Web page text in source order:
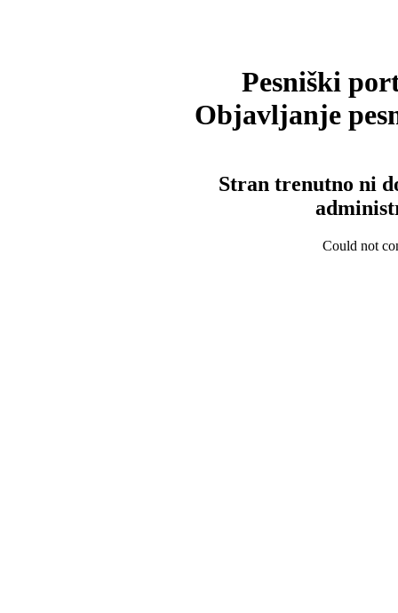
Pesniški
Objavljanje
Stran trenutno ni
Could not